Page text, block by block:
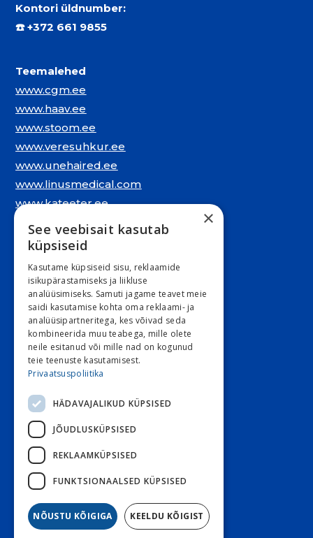
Kontori üldnumber:
☎️+372 661 9855
Teemalehed
www.cgm.ee
www.haav.ee
www.stoom.ee
www.veresuhkur.ee
www.unehaired.ee
www.linusmedical.com
www.kateeter.ee
Juriidiline aadress:
Narva mnt. 5, 10117 Tallinn
REG: 11548994
KMKR: EE101263526
Kontori e-post
E 9:00 – 16:30 R 9:00 – 15:30
L ja P suletud
Klienditeenindus
Stoom800 3030
Diabeet800 7070
Diabeet e-post
Stoom e-post
Tagasiside küsitlus!
×
See veebisait kasutab
küpsiseid
Kasutame küpsiseid sisu, reklaamide
isikupärastamiseks ja liikluse
analüüsimiseks. Samuti jagame teavet meie
saidi kasutamise kohta oma reklaami- ja
analüüsipartneritega, kes võivad seda
kombineerida muu teabega, mille olete
neile esitanud või mille nad on kogunud
teie teenuste kasutamisest.
Privaatsuspoliitika
HÄDAVAJALIKUD KÜPSISED
JÕUDLUSKÜPSISED
REKLAAMKÜPSISED
FUNKTSIONAALSED KÜPSISED
NÕUSTU KÕIGIGA KEELDU KÕIGIST